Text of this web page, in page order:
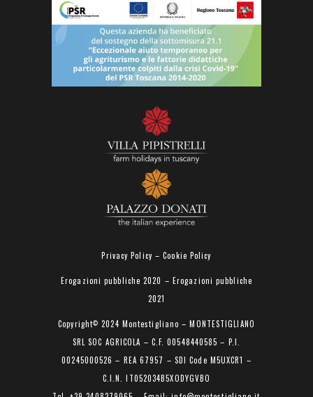
Privacy Policy –Cookie Policy
Erogazioni pubbliche 2020 – Erogazioni pubbliche
2021
Copyright© 2024 Montestigliano – MONTESTIGLIANO
SRL SOC AGRICOLA – C.F. 00548440585 – P.I.
00245000526 – REA 67957 – SDI Code M5UXCR1 –
C.I.N. IT052034B5XODYGVBO